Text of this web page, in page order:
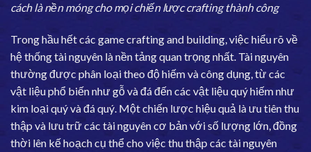
cách là nền móng cho mọi chiến lược crafting thành công
Trong hầu hết các game crafting and building, việc hiểu rõ về
hệ thống tài nguyên là nền tảng quan trọng nhất. Tài nguyên
thường được phân loại theo độ hiếm và công dụng, từ các
vật liệu phổ biến như gỗ và đá đến các vật liệu quý hiếm như
kim loại quý và đá quý. Một chiến lược hiệu quả là ưu tiên thu
thập và lưu trữ các tài nguyên cơ bản với số lượng lớn, đồng
thời lên kế hoạch cụ thể cho việc thu thập các tài nguyên